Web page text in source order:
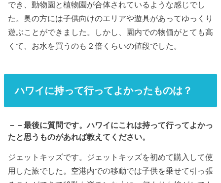
でき、動物園と植物園が合体されているような感じでし
た。奥の方には子供向けのエリアや遊具があってゆっくり
遊ぶことができました。しかし、園内での物価がとても高
くて、お水を買うのも２倍くらいの値段でした。
ハワイに持って行ってよかったものは？
－－最後に質問です。ハワイにこれは持って行ってよかっ
たと思うものがあれば教えてください。
ジェットキッズです。ジェットキッズを初めて購入して使
用した旅でした。空港内での移動では子供を乗せて引っ張